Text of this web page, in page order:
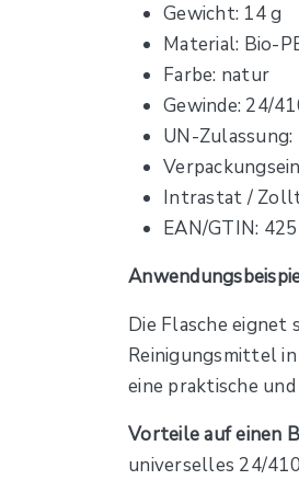
Gewicht: 14 g
Material: Bio-
Farbe: natur
Gewinde: 24/
UN-Zulassung:
Intrastat /
EAN/GTIN:
Die Flasche eignet
Reinigungsmittel
eine praktische
Vorteile auf einen
universelles 24/